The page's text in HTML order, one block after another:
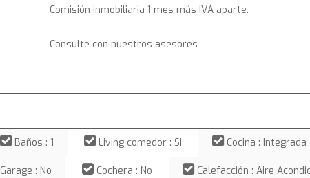
Comisión inmobiliaria 1 mes más IVA aparte.
Consulte con nuestros asesores
Baños : 1 Living comedor : Si Cocina : Integrada
Garage : No Cochera : No Calefacción : Aire